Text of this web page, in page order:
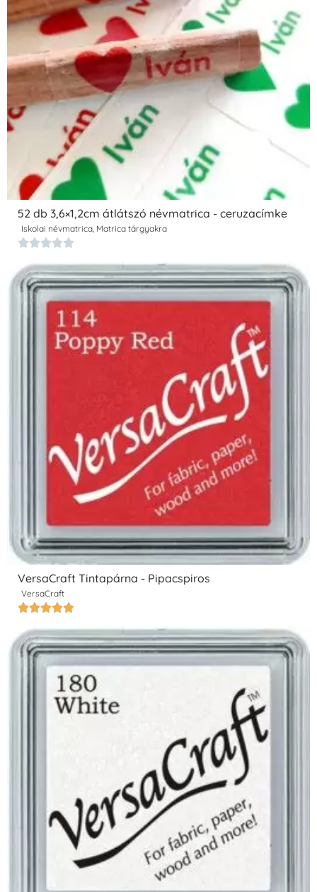
52 db 3,6×1,2cm átlátszó névmatrica - ceruzacímke
Iskolai névmatrica, Matrica tárgyakra

VersaCraft Tintapárna - Pipacspiros
VersaCraft
